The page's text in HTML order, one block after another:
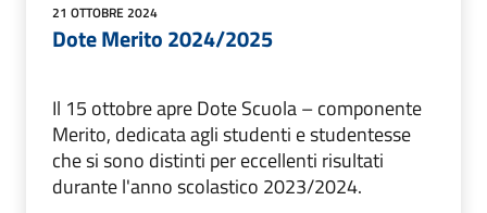
21 OTTOBRE 2024
Dote Merito 2024/2025
Il 15 ottobre apre Dote Scuola – componente
Merito, dedicata agli studenti e studentesse
che si sono distinti per eccellenti risultati
durante l'anno scolastico 2023/2024.